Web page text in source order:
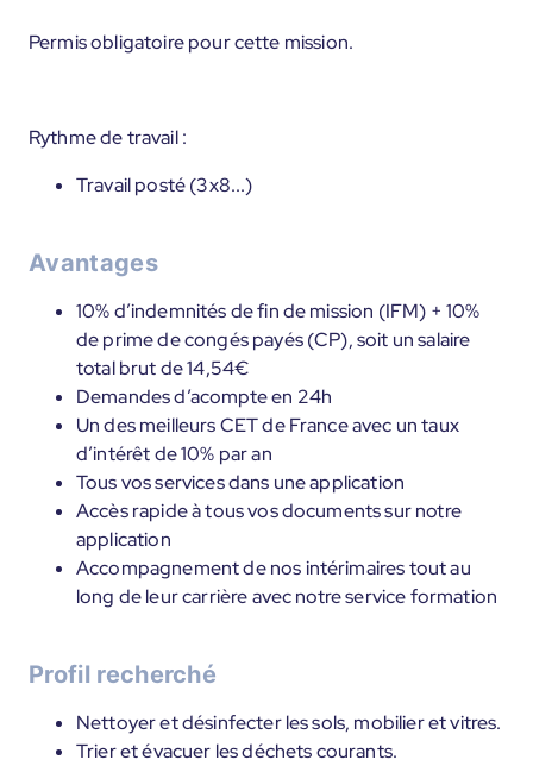
Permis obligatoire pour cette mission.
Rythme de travail :
Travail posté (3x8...)
Avantages
10% d’indemnités de fin de mission (IFM) + 10%
de prime de congés payés (CP), soit un salaire
total brut de 14,54€
Demandes d’acompte en 24h
Un des meilleurs CET de France avec un taux
d’intérêt de 10% par an
Tous vos services dans une application
Accès rapide à tous vos documents sur notre
application
Accompagnement de nos intérimaires tout au
long de leur carrière avec notre service formation
Profil recherché
Nettoyer et désinfecter les sols, mobilier et vitres.
Trier et évacuer les déchets courants.